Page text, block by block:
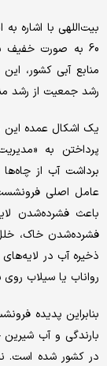
بیت‌‌اللهی با اشاره
منابع آبی کشور،
رشد جمعیت از رشد
یک اشکال عمده این
پرداختن به
برداشت آب از
عامل اصلی
باعث فشرده‌‌شدن
فشرده‌‌شدن خاک،
ذخیره آب در
رواناب یا سیلاب
بنابراین پدیده
بارندگی و آب
در کشور شده است.